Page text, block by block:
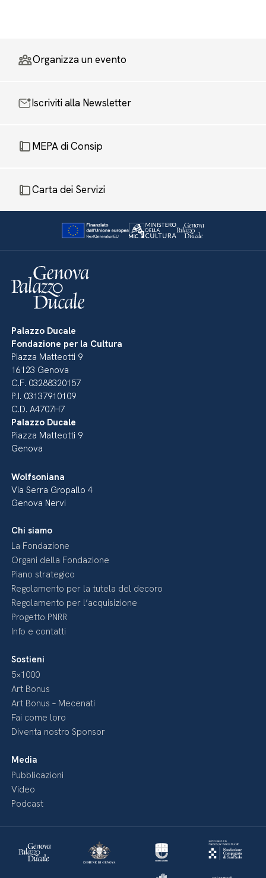
Organizza un evento
Iscriviti alla Newsletter
MEPA di Consip
Carta dei Servizi
Palazzo Ducale
Fondazione per la Cultura
Piazza Matteotti 9
16123 Genova
C.F. 03288320157
P.I. 03137910109
C.D. A4707H7
Palazzo Ducale
Piazza Matteotti 9
Genova
Wolfsoniana
Via Serra Gropallo 4
Genova Nervi
Chi siamo
La Fondazione
Organi della Fondazione
Piano strategico
Regolamento per la tutela del decoro
Regolamento per l’acquisizione
Progetto PNRR
Info e contatti
Sostieni
5×1000
Art Bonus
Art Bonus – Mecenati
Fai come loro
Diventa nostro Sponsor
Media
Pubblicazioni
Video
Podcast